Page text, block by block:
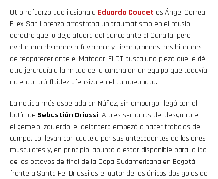
Otro refuerzo que ilusiona a Eduardo Coudet es Ángel Correa.
El ex San Lorenzo arrastraba un traumatismo en el muslo
derecho que lo dejó afuera del banco ante el Canalla, pero
evoluciona de manera favorable y tiene grandes posibilidades
de reaparecer ante el Matador. El DT busca una pieza que le dé
otra jerarquía a la mitad de la cancha en un equipo que todavía
no encontró fluidez ofensiva en el campeonato.
La noticia más esperada en Núñez, sin embargo, llegó con el
botín de Sebastián Driussi. A tres semanas del desgarro en
el gemelo izquierdo, el delantero empezó a hacer trabajos de
campo. Lo llevan con cautela por sus antecedentes de lesiones
musculares y, en principio, apunta a estar disponible para la ida
de los octavos de final de la Copa Sudamericana en Bogotá,
frente a Santa Fe. Driussi es el autor de los únicos dos goles de